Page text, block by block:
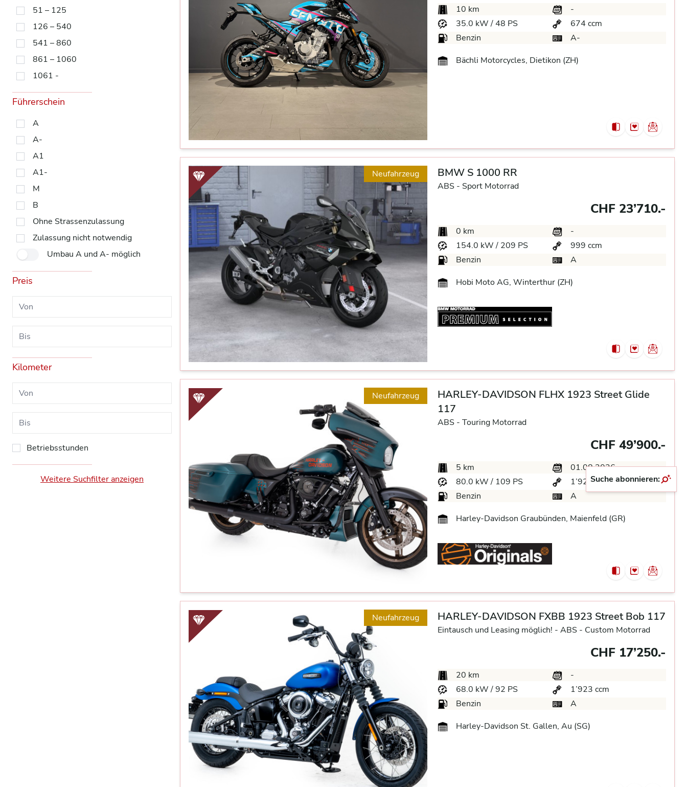
51 – 125
126 – 540
541 – 860
861 – 1060
1061 -
Führerschein
A
A-
A1
A1-
M
B
Ohne Strassenzulassung
Zulassung nicht notwendig
Umbau A und A- möglich
Preis
Kilometer
Betriebsstunden
Weitere Suchfilter anzeigen
10 km
-
35.0 kW / 48 PS
674 ccm
Benzin
A-
Bächli Motorcycles, Dietikon (ZH)
Neufahrzeug BMW S 1000 RR
ABS - Sport Motorrad
CHF 23’710.-
0 km
-
154.0 kW / 209 PS
999 ccm
Benzin
A
Hobi Moto AG, Winterthur (ZH)
Neufahrzeug
HARLEY-DAVIDSON FLHX 1923 Street Glide
117
ABS - Touring Motorrad
CHF 49’900.-
5 km
01.08.2026
80.0 kW / 109 PS
1’923 ccm
Benzin
A
Harley-Davidson Graubünden, Maienfeld (GR)
Neufahrzeug HARLEY-DAVIDSON FXBB 1923 Street Bob 117
Eintausch und Leasing möglich! - ABS - Custom Motorrad
CHF 17’250.-
20 km
-
68.0 kW / 92 PS
1’923 ccm
Benzin
A
Harley-Davidson St. Gallen, Au (SG)
Suche abonnieren: